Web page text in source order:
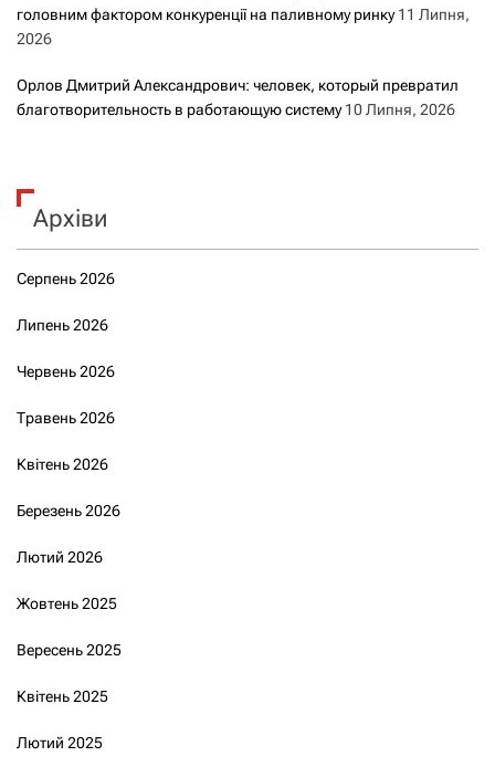
головним фактором конкуренції на паливному ринку 11 Липня,
2026
Орлов Дмитрий Александрович: человек, который превратил
благотворительность в работающую систему 10 Липня, 2026
Архіви
Серпень 2026
Липень 2026
Червень 2026
Травень 2026
Квітень 2026
Березень 2026
Лютий 2026
Жовтень 2025
Вересень 2025
Квітень 2025
Лютий 2025